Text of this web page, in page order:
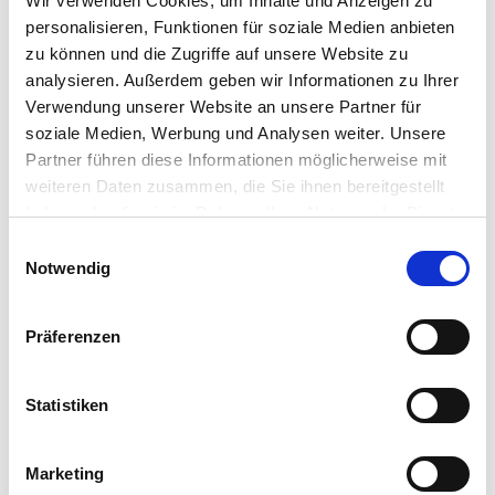
personalisieren, Funktionen für soziale Medien anbieten
zu können und die Zugriffe auf unsere Website zu
analysieren. Außerdem geben wir Informationen zu Ihrer
Verwendung unserer Website an unsere Partner für
soziale Medien, Werbung und Analysen weiter. Unsere
Partner führen diese Informationen möglicherweise mit
weiteren Daten zusammen, die Sie ihnen bereitgestellt
haben oder die sie im Rahmen Ihrer Nutzung der Dienste
betätigen Sie anschließend den "OK"-Button:
Notwendig
Präferenzen
Statistiken
Marketing
Produktspezifisch
Standort:
Boden:
locker und nährstoffreich, vorzugsweise in Gemüse- oder
Kräutererde)
Schnittlauch alle 14 Tage mit
Asihum Bio Universaldünger
Zubehör Produkte